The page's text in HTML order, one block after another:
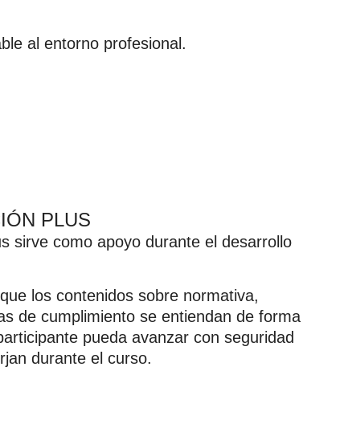
al entorno profesional.
PLUS
sirve como apoyo durante el desarrollo
los contenidos sobre normativa,
de cumplimiento se entiendan de forma
pueda avanzar con seguridad
durante el curso.